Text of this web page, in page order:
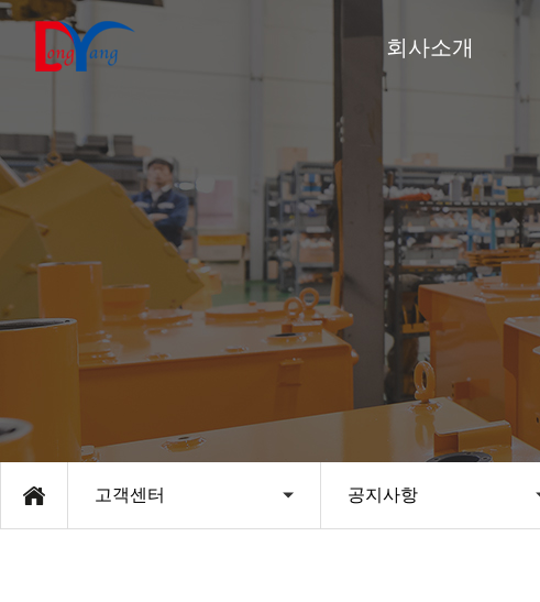
회사소개
회사연혁
인증 및 수상
조직도
경영방침
고객센터 공지사항